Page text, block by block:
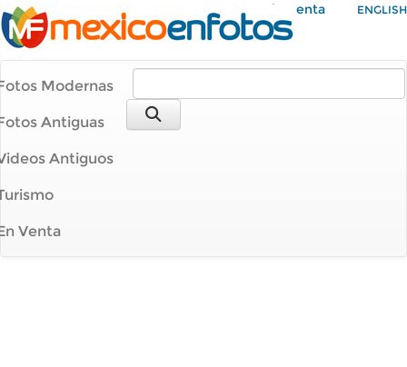
Mi Cuenta ENGLISH
Modernas
Antiguas
Antiguos
Venta